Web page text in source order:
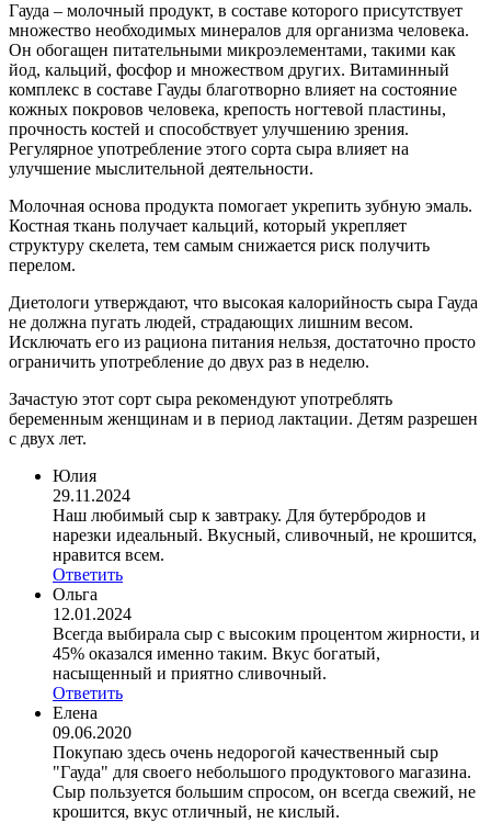
Гауда – молочный продукт, в составе которого присутствует
множество необходимых минералов для организма человека.
Он обогащен питательными микроэлементами, такими как
йод, кальций, фосфор и множеством других. Витаминный
комплекс в составе Гауды благотворно влияет на состояние
кожных покровов человека, крепость ногтевой пластины,
прочность костей и способствует улучшению зрения.
Регулярное употребление этого сорта сыра влияет на
улучшение мыслительной деятельности.
Молочная основа продукта помогает укрепить зубную эмаль.
Костная ткань получает кальций, который укрепляет
структуру скелета, тем самым снижается риск получить
перелом.
Диетологи утверждают, что высокая калорийность сыра Гауда
не должна пугать людей, страдающих лишним весом.
Исключать его из рациона питания нельзя, достаточно просто
ограничить употребление до двух раз в неделю.
Зачастую этот сорт сыра рекомендуют употреблять
беременным женщинам и в период лактации. Детям разрешен
с двух лет.
Юлия
29.11.2024
Наш любимый сыр к завтраку. Для бутербродов и
нарезки идеальный. Вкусный, сливочный, не крошится,
нравится всем.
Ответить
Ольга
12.01.2024
Всегда выбирала сыр с высоким процентом жирности, и
45% оказался именно таким. Вкус богатый,
насыщенный и приятно сливочный.
Ответить
Елена
09.06.2020
Покупаю здесь очень недорогой качественный сыр
"Гауда" для своего небольшого продуктового магазина.
Сыр пользуется большим спросом, он всегда свежий, не
крошится, вкус отличный, не кислый.